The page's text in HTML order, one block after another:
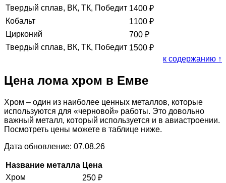
Твердый сплав, ВК, ТК, Победит 1400 ₽
Кобальт
1100 ₽
Цирконий
700 ₽
Твердый сплав, ВК, ТК, Победит 1500 ₽
к содержанию ↑
Цена лома хром в Емве
Хром – один из наиболее ценных металлов, которые
используются для «черновой» работы. Это довольно
важный металл, который используется и в авиастроении.
Посмотреть цены можете в таблице ниже.
Дата обновление: 07.08.26
Название металла Цена
Хром
250 ₽